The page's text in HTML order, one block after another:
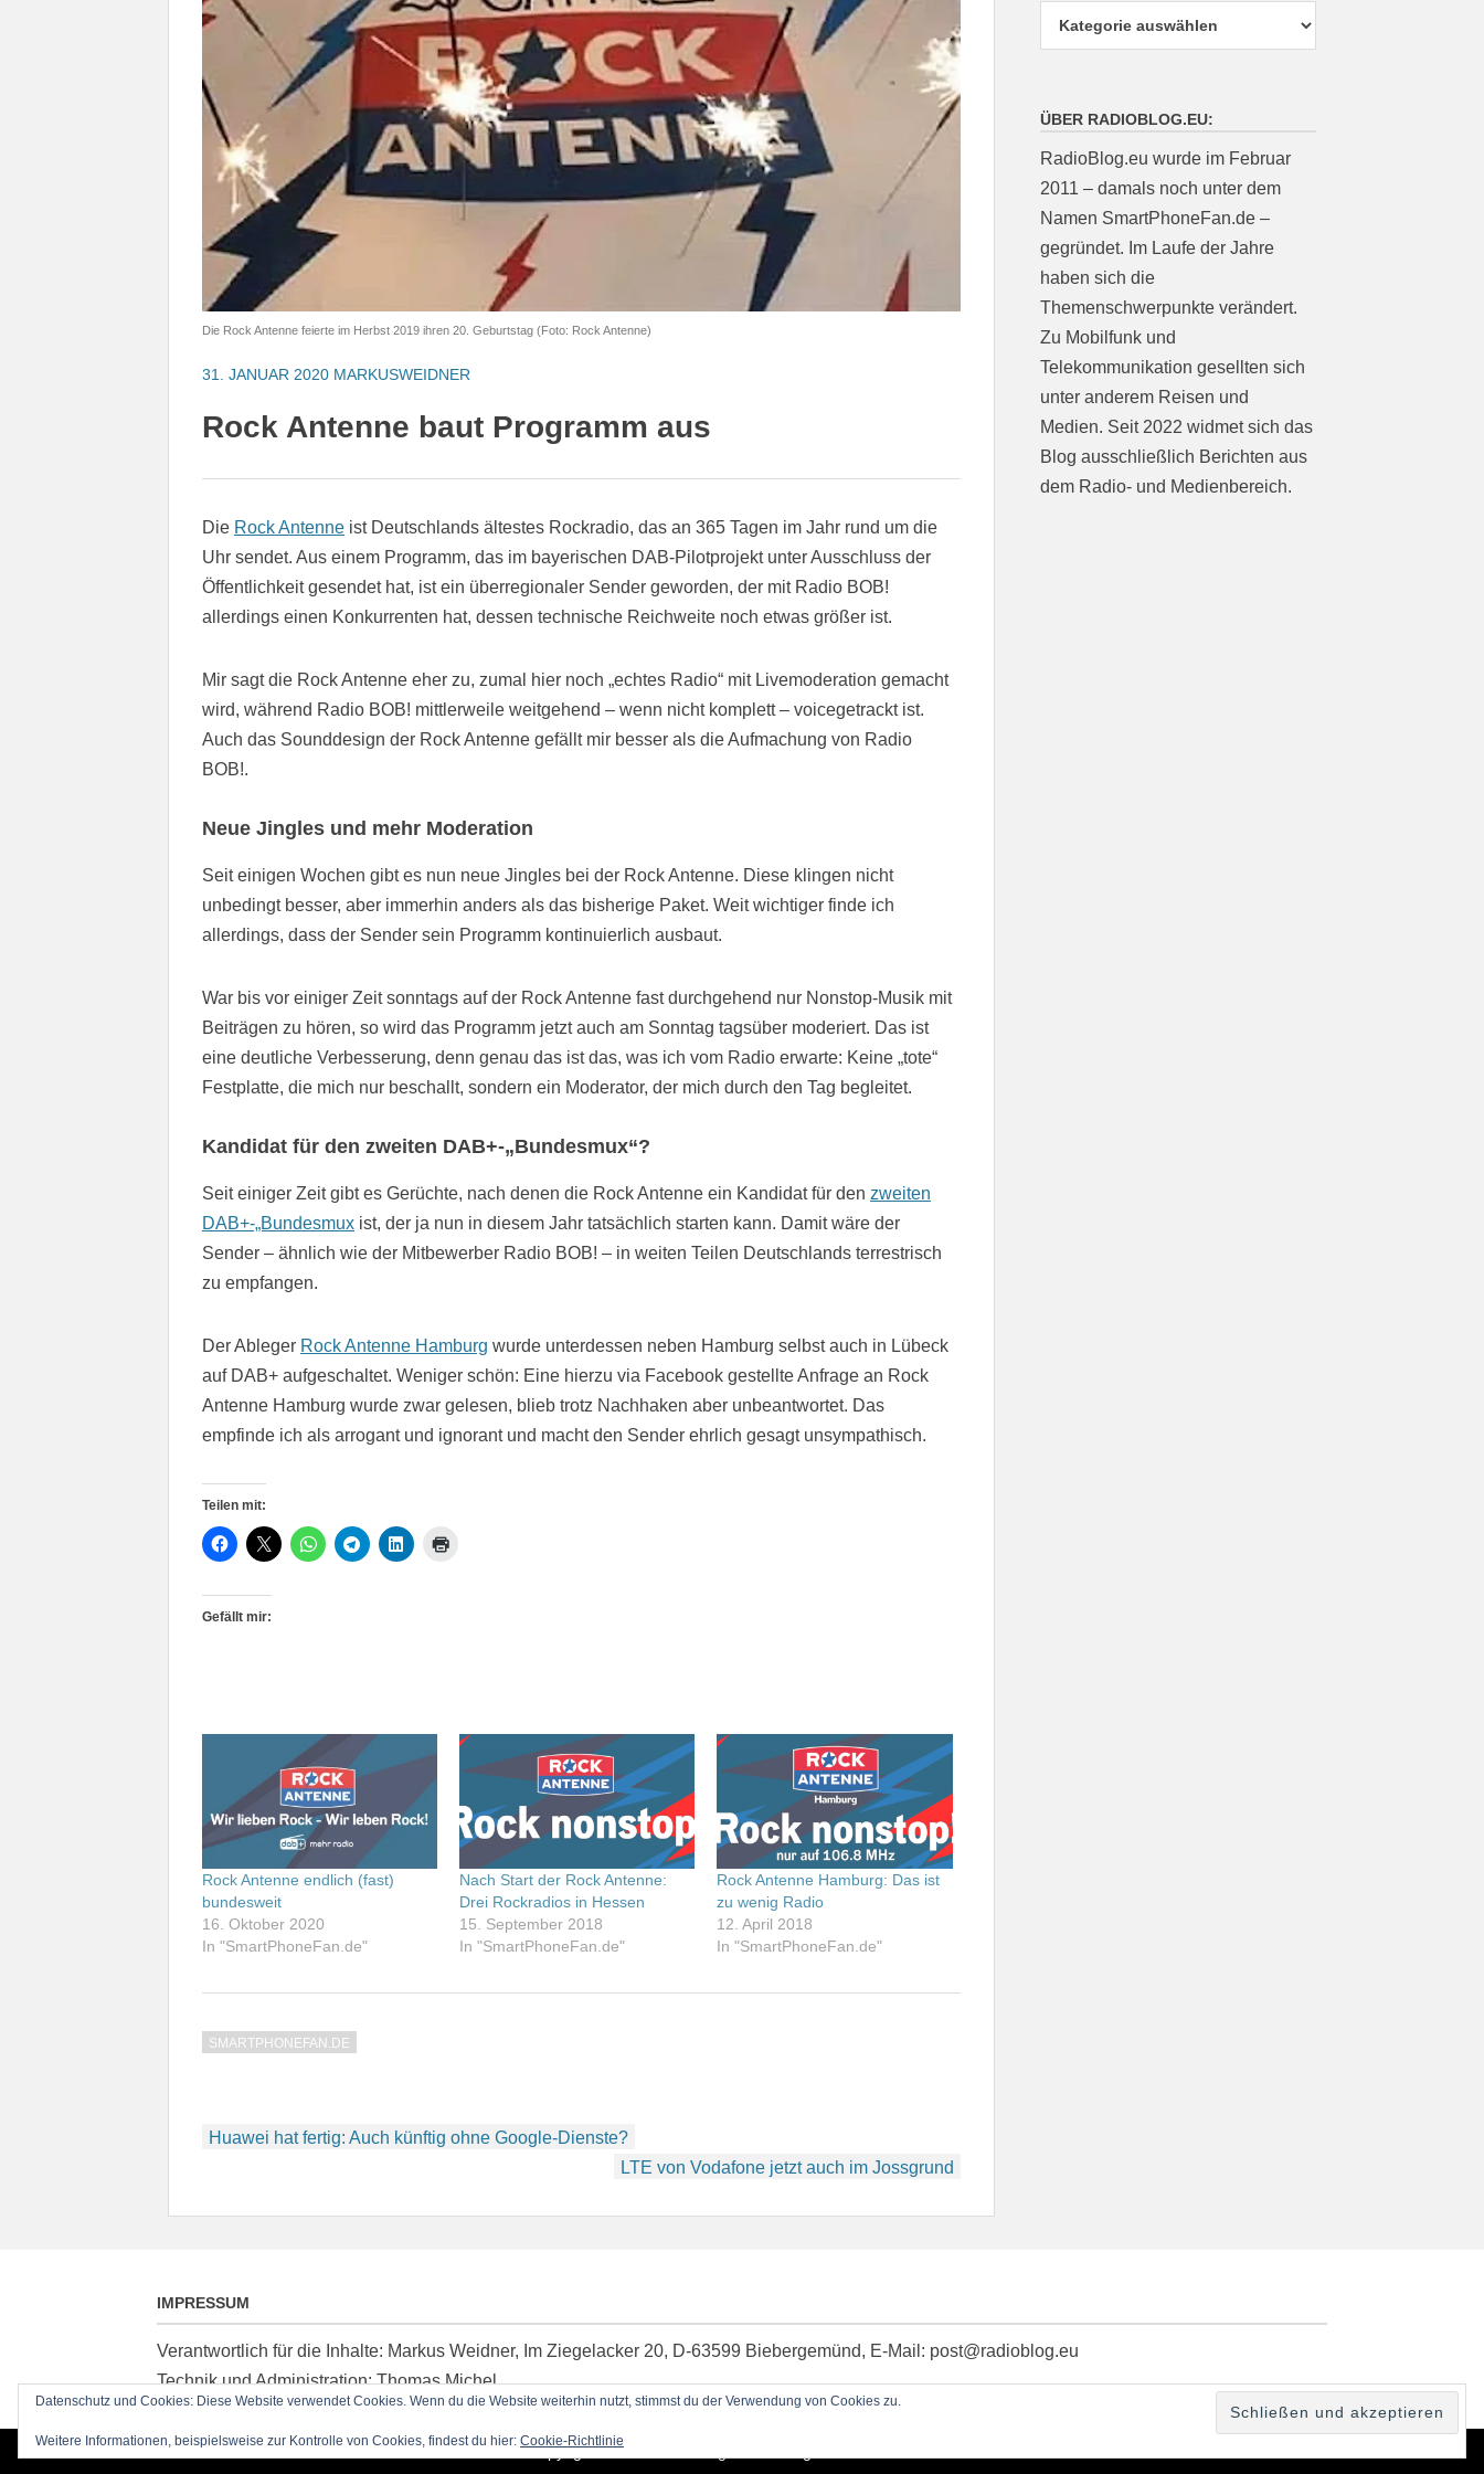
Die Rock Antenne feierte im Herbst 2019 ihren 20. Geburtstag (Foto: Rock Antenne)
31. JANUAR 2020 MARKUSWEIDNER
Rock Antenne baut Programm aus
Die Rock Antenne ist Deutschlands ältestes Rockradio, das an 365 Tagen im Jahr rund um die
Uhr sendet. Aus einem Programm, das im bayerischen DAB-Pilotprojekt unter Ausschluss der
Öffentlichkeit gesendet hat, ist ein überregionaler Sender geworden, der mit Radio BOB!
allerdings einen Konkurrenten hat, dessen technische Reichweite noch etwas größer ist.
Mir sagt die Rock Antenne eher zu, zumal hier noch „echtes Radio“ mit Livemoderation gemacht
wird, während Radio BOB! mittlerweile weitgehend – wenn nicht komplett – voicegetrackt ist.
Auch das Sounddesign der Rock Antenne gefällt mir besser als die Aufmachung von Radio
BOB!.
Neue Jingles und mehr Moderation
Seit einigen Wochen gibt es nun neue Jingles bei der Rock Antenne. Diese klingen nicht
unbedingt besser, aber immerhin anders als das bisherige Paket. Weit wichtiger finde ich
allerdings, dass der Sender sein Programm kontinuierlich ausbaut.
War bis vor einiger Zeit sonntags auf der Rock Antenne fast durchgehend nur Nonstop-Musik mit
Beiträgen zu hören, so wird das Programm jetzt auch am Sonntag tagsüber moderiert. Das ist
eine deutliche Verbesserung, denn genau das ist das, was ich vom Radio erwarte: Keine „tote“
Festplatte, die mich nur beschallt, sondern ein Moderator, der mich durch den Tag begleitet.
Kandidat für den zweiten DAB+-„Bundesmux“?
Seit einiger Zeit gibt es Gerüchte, nach denen die Rock Antenne ein Kandidat für den zweiten
DAB+-„Bundesmux ist, der ja nun in diesem Jahr tatsächlich starten kann. Damit wäre der
Sender – ähnlich wie der Mitbewerber Radio BOB! – in weiten Teilen Deutschlands terrestrisch
zu empfangen.
Der Ableger Rock Antenne Hamburg wurde unterdessen neben Hamburg selbst auch in Lübeck
auf DAB+ aufgeschaltet. Weniger schön: Eine hierzu via Facebook gestellte Anfrage an Rock
Antenne Hamburg wurde zwar gelesen, blieb trotz Nachhaken aber unbeantwortet. Das
empfinde ich als arrogant und ignorant und macht den Sender ehrlich gesagt unsympathisch.
Teilen mit:
Gefällt mir:
Rock Antenne endlich (fast)
bundesweit
16. Oktober 2020
In "SmartPhoneFan.de"
Nach Start der Rock Antenne:
Drei Rockradios in Hessen
15. September 2018
In "SmartPhoneFan.de"
Rock Antenne Hamburg: Das ist
zu wenig Radio
12. April 2018
In "SmartPhoneFan.de"
SMARTPHONEFAN.DE
Beitragsnavigation
Huawei hat fertig: Auch künftig ohne Google-Dienste?
LTE von Vodafone jetzt auch im Jossgrund
ÜBER RADIOBLOG.EU:
RadioBlog.eu wurde im Februar
2011 – damals noch unter dem
Namen SmartPhoneFan.de –
gegründet. Im Laufe der Jahre
haben sich die
Themenschwerpunkte verändert.
Zu Mobilfunk und
Telekommunikation gesellten sich
unter anderem Reisen und
Medien. Seit 2022 widmet sich das
Blog ausschließlich Berichten aus
dem Radio- und Medienbereich.
IMPRESSUM
Verantwortlich für die Inhalte: Markus Weidner, Im Ziegelacker 20, D-63599 Biebergemünd, E-Mail: post@radioblog.eu
Technik und Administration: Thomas Michel
Copyright © 2026
Datenschutz und Cookies: Diese Website verwendet Cookies. Wenn du die Website weiterhin nutzt, stimmst du der Verwendung von Cookies zu.
Weitere Informationen, beispielsweise zur Kontrolle von Cookies, findest du hier: Cookie-Richtlinie